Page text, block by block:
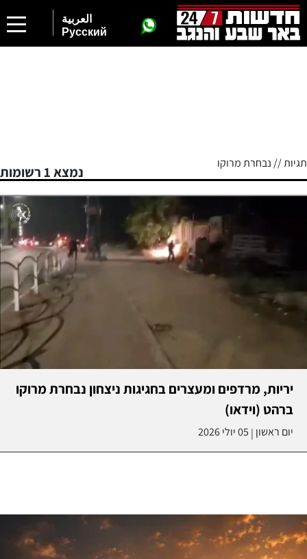
العربية
Русский
תגיות // נבחרת מרוקו
נמצא 1 רשומות
יריות, מרדפים ומעצרים בחגיגות ניצחון נבחרת מרוקו
ברהט (וידאו)
יום ראשון | 05 יולי 2026